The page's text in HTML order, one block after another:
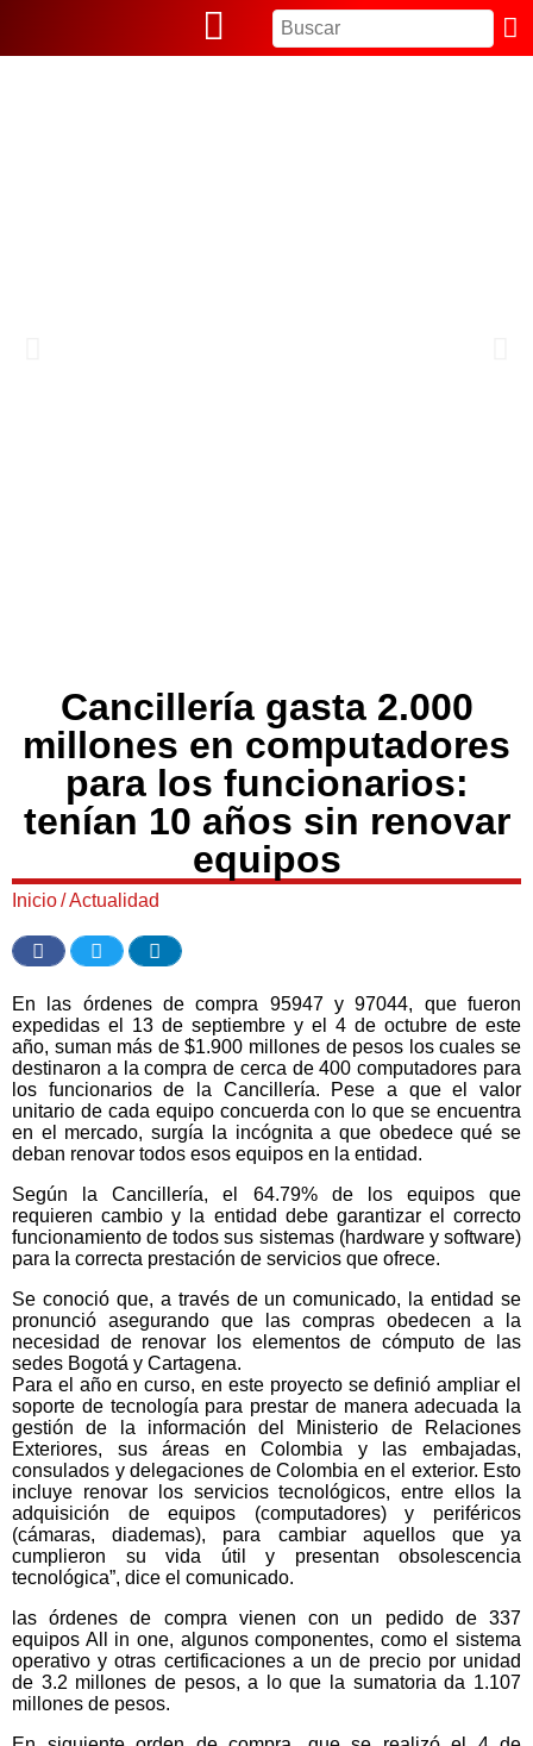
Cancillería gasta 2.000
millones en computadores
para los funcionarios:
tenían 10 años sin renovar
equipos
Inicio/Actualidad
En las órdenes de compra 95947 y 97044, que fueron
expedidas el 13 de septiembre y el 4 de octubre de este
año, suman más de $1.900 millones de pesos los cuales se
destinaron a la compra de cerca de 400 computadores para
los funcionarios de la Cancillería. Pese a que el valor
unitario de cada equipo concuerda con lo que se encuentra
en el mercado, surgía la incógnita a que obedece qué se
deban renovar todos esos equipos en la entidad.
Según la Cancillería, el 64.79% de los equipos que
requieren cambio y la entidad debe garantizar el correcto
funcionamiento de todos sus sistemas (hardware y software)
para la correcta prestación de servicios que ofrece.
Se conoció que, a través de un comunicado, la entidad se
pronunció asegurando que las compras obedecen a la
necesidad de renovar los elementos de cómputo de las
sedes Bogotá y Cartagena.
Para el año en curso, en este proyecto se definió ampliar el
soporte de tecnología para prestar de manera adecuada la
gestión de la información del Ministerio de Relaciones
Exteriores, sus áreas en Colombia y las embajadas,
consulados y delegaciones de Colombia en el exterior. Esto
incluye renovar los servicios tecnológicos, entre ellos la
adquisición de equipos (computadores) y periféricos
(cámaras, diademas), para cambiar aquellos que ya
cumplieron su vida útil y presentan obsolescencia
tecnológica”, dice el comunicado.
las órdenes de compra vienen con un pedido de 337
equipos All in one, algunos componentes, como el sistema
operativo y otras certificaciones a un de precio por unidad
de 3.2 millones de pesos, a lo que la sumatoria da 1.107
millones de pesos.